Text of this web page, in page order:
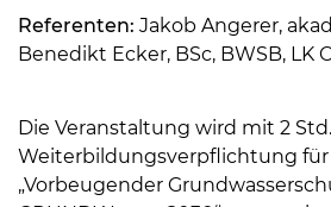
Referenten: Jakob Angerer,
Benedikt Ecker, BSc, BWSB, LK
Die Veranstaltung wird mit 2
Weiterbildungsverpflichtung
„Vorbeugender